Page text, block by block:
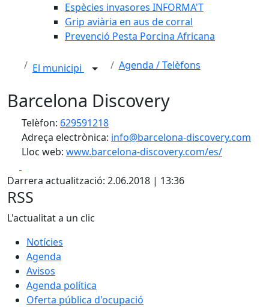
Espècies invasores INFORMA'T
Grip aviària en aus de corral
Prevenció Pesta Porcina Africana
El municipi Agenda / Telèfons
Barcelona Discovery
Telèfon: 629591218
Adreça electrònica: info@barcelona-discovery.com
Lloc web: www.barcelona-discovery.com/es/
Darrera actualització: 2.06.2018 | 13:36
RSS
L'actualitat a un clic
Notícies
Agenda
Avisos
Agenda política
Oferta pública d'ocupació